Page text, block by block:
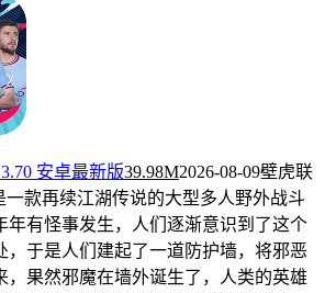
安卓最新版39.98M2026-08-09壁虎联
一款再续江湖传说的大型多人野外战斗
年有怪事发生，人们逐渐意识到了这个
，于是人们建起了一道防护墙，将邪恶
，果然邪魔在墙外诞生了，人类的英雄